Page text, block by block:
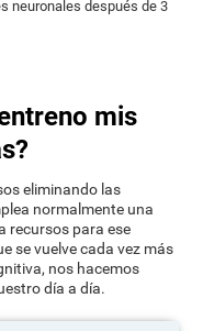
neuronales después de 3
mis
eliminando las
normalmente una
recursos para ese
se vuelve cada vez más
nos hacemos
día a día.